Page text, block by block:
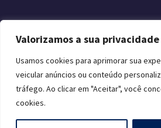
Valorizamos a sua privacidade
Usamos cookies para aprimorar sua
veicular anúncios ou conteúdo
tráfego. Ao clicar em "Aceitar", você
cookies.